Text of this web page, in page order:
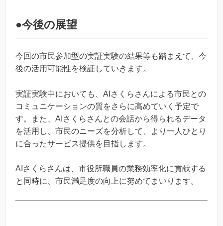
●今後の展望
今回の市民参加型の実証実験の結果等も踏まえて、今
後の活用可能性を検証していきます。
実証実験中においても、AIさくらさんによる市民との
コミュニケーションの質をさらに高めていく予定で
す。また、AIさくらさんとの会話から得られるデータ
を活用し、市民のニーズを分析して、より一人ひとり
に合ったサービス提供を目指します。
AIさくらさんは、市役所職員の業務効率化に貢献する
と同時に、市民満足度の向上に努めてまいります。